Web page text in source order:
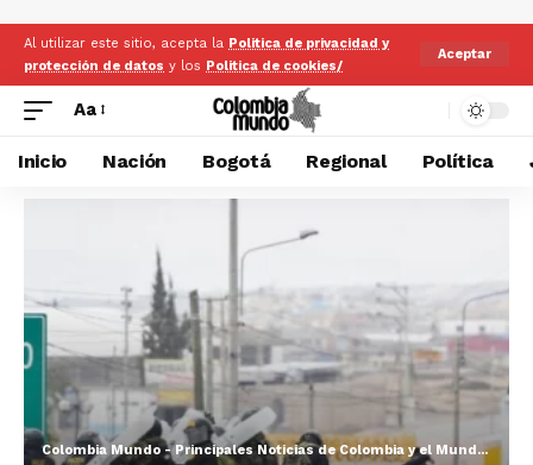
Al utilizar este sitio, acepta la Politica de privacidad y
protección de datos y los Politica de cookies/
Aceptar
Aa
Inicio Nación Bogotá Regional Política
Colombia Mundo - Principales Noticias de Colombia y el Mundo Hoy